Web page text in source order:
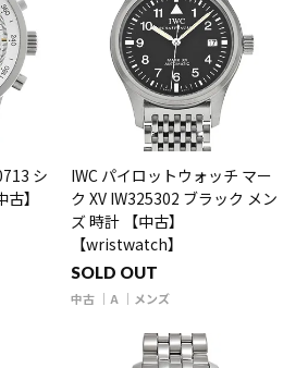
シ
】
IWC パイロットウォッチ マー
ク XV IW325302 ブラック メン
ズ 時計 【中古】
【wristwatch】
SOLD OUT
中古 A メンズ